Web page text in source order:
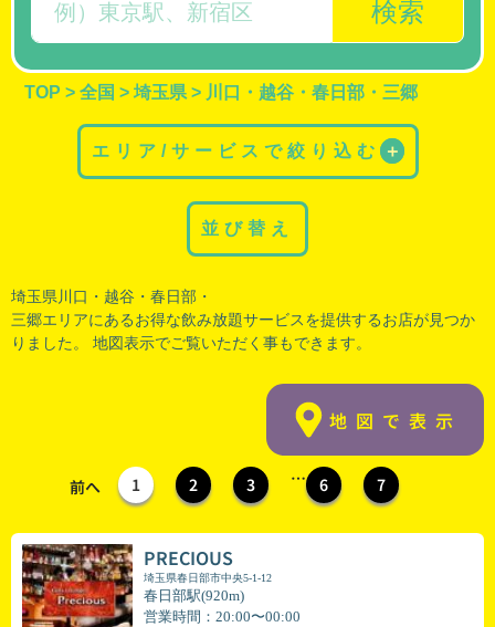
検索
TOP > 全国 > 埼玉県 > 川口・越谷・春日部・三郷
エリア/サービスで絞り込む ＋
並び替え
埼玉県川口・ 越谷 ・ 春日部 ・
三郷エリアにあるお得な飲み放題サービスを提供するお店が見つか
りました。 地図表示でご覧いただく事もできます。
地図で表示
前へ 1 2 3 … 6 7
PRECIOUS
埼玉県春日部市中央5-1-12
春日部駅(920m)
営業時間：20:00〜00:00